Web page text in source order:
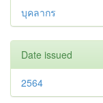
บุคลากร
Date issued
2564